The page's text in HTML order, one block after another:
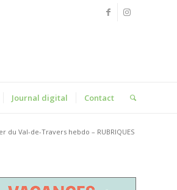
Journal digital Contact
du Val-de-Travers hebdo – RUBRIQUES